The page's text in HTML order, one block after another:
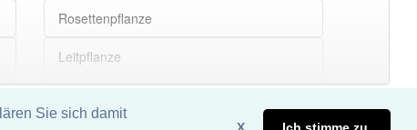
Sie sich damit
Rosettenpflanze
Leitpflanze